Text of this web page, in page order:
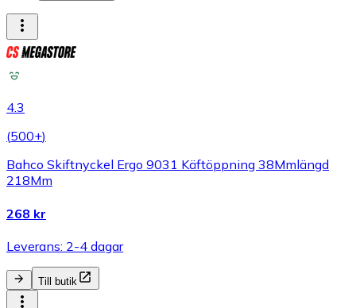
4.3
(500+)
Bahco Skiftnyckel Ergo 9031 Käftöppning 38Mmlängd
218Mm
268 kr
Leverans: 2-4 dagar
Till butik